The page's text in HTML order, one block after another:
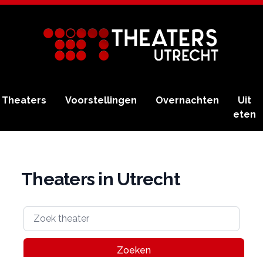
Theaters Voorstellingen Overnachten
Uit
eten
Theaters in Utrecht
Zoeken